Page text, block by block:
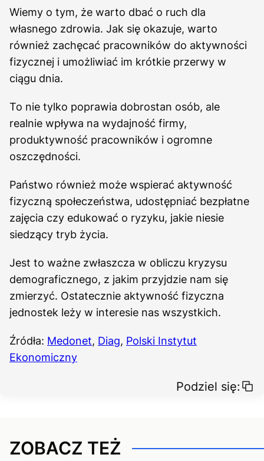
Wiemy o tym, że warto dbać o ruch dla
własnego zdrowia. Jak się okazuje, warto
również zachęcać pracowników do aktywności
fizycznej i umożliwiać im krótkie przerwy w
ciągu dnia.
To nie tylko poprawia dobrostan osób, ale
realnie wpływa na wydajność firmy,
produktywność pracowników i ogromne
oszczędności.
Państwo również może wspierać aktywność
fizyczną społeczeństwa, udostępniać bezpłatne
zajęcia czy edukować o ryzyku, jakie niesie
siedzący tryb życia.
Jest to ważne zwłaszcza w obliczu kryzysu
demograficznego, z jakim przyjdzie nam się
zmierzyć. Ostatecznie aktywność fizyczna
jednostek leży w interesie nas wszystkich.
Źródła: Medonet, Diag, Polski Instytut
Ekonomiczny
Podziel się:
ZOBACZ TEŻ